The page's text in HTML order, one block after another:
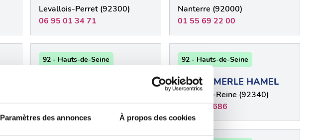
Paramètres des annonces À propos des cookies
Levallois-Perret (92300)
06 95 01 34 71
Nanterre (92000)
01 55 69 22 00
92 - Hauts-de-Seine
01 46 32 55 09
92 - Hauts-de-Seine
Martine MERLE HAMEL
Bourg-La-Reine (92340)
0146618686